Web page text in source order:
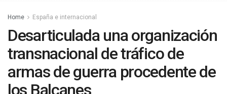
Home España e internacional
Desarticulada una organización
transnacional de tráfico de
armas de guerra procedente de
los Balcanes